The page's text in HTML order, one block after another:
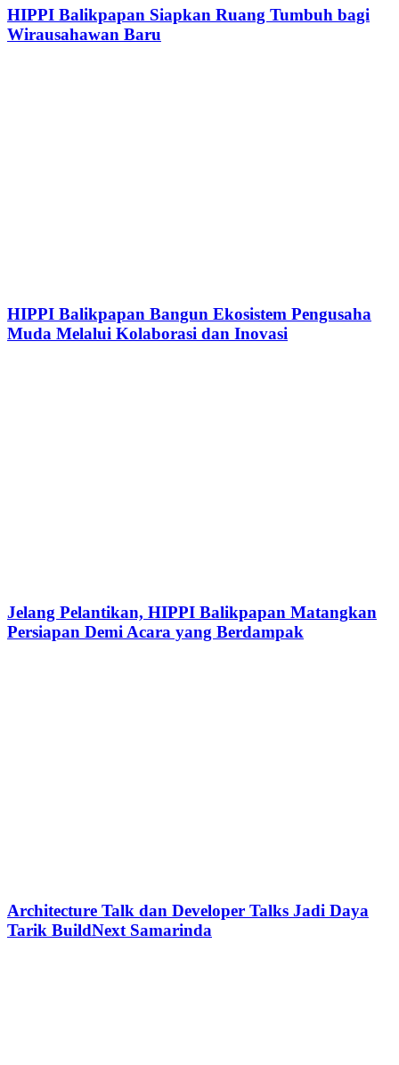
HIPPI Balikpapan Siapkan Ruang Tumbuh bagi
Wirausahawan Baru
HIPPI Balikpapan Bangun Ekosistem Pengusaha
Muda Melalui Kolaborasi dan Inovasi
Jelang Pelantikan, HIPPI Balikpapan Matangkan
Persiapan Demi Acara yang Berdampak
Architecture Talk dan Developer Talks Jadi Daya
Tarik BuildNext Samarinda